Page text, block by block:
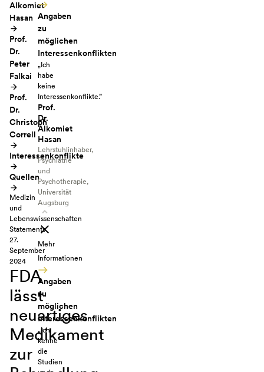
Alkomiet
Hasan
Prof.
Dr.
Peter
Falkai
Prof.
Dr.
Christoph
Correll
Interessenkonflikte
Quellen
Medizin
und
Lebenswissenschaften
Statements
27.
September
2024
FDA
lässt
neuartiges
Medikament
zur
Angaben
zu
möglichen
Interessenkonflikten
„Ich
habe
keine
Interessenkonflikte.”
Prof.
Dr.
Alkomiet
Hasan
Lehrstuhlinhaber,
Psychiatrie
und
Psychotherapie,
Universität
Augsburg
Mehr
Informationen
Angaben
zu
möglichen
Interessenkonflikten
„Ich
kenne
die
Studien